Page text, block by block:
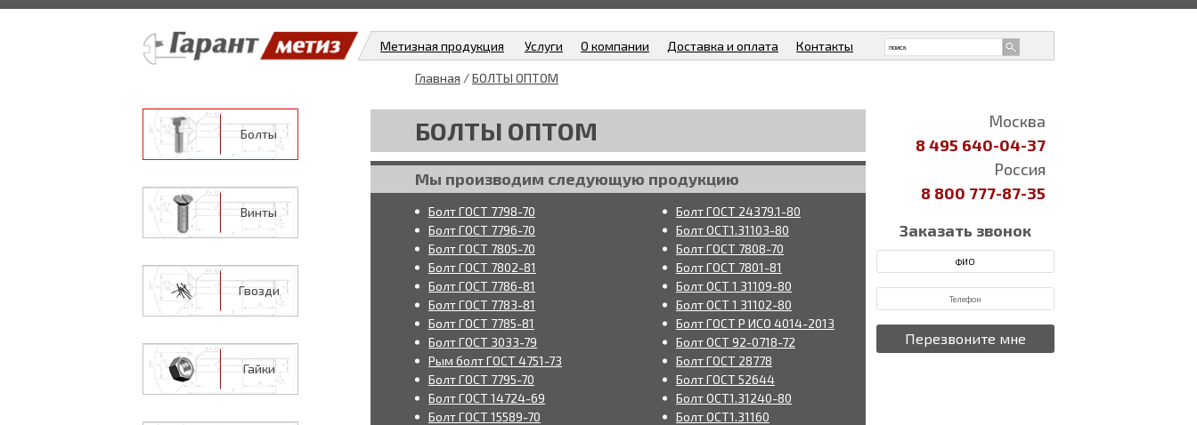
Метизная продукция Услуги О компании Доставка и оплата Контакты
Болты
Винты
Гвозди
Гайки
Главная /БОЛТЫ ОПТОМ
БОЛТЫ ОПТОМ
Мы производим следующую продукцию
Болт ГОСТ 7798-70
Болт ГОСТ 7796-70
Болт ГОСТ 7805-70
Болт ГОСТ 7802-81
Болт ГОСТ 7786-81
Болт ГОСТ 7783-81
Болт ГОСТ 7785-81
Болт ГОСТ 3033-79
Рым болт ГОСТ 4751-73
Болт ГОСТ 7795-70
Болт ГОСТ 14724-69
Болт ГОСТ 15589-70
Болт ГОСТ 24379.1-80
Болт ОСТ1.31103-80
Болт ГОСТ 7808-70
Болт ГОСТ 7801-81
Болт ОСТ 1 31109-80
Болт ОСТ 1 31102-80
Болт ГОСТ Р ИСО 4014-2013
Болт ОСТ 92-0718-72
Болт ГОСТ 28778
Болт ГОСТ 52644
Болт ОСТ1.31240-80
Болт ОСТ1.31160
Москва
8 495 640-04-37
Россия
8 800 777-87-35
Заказать звонок